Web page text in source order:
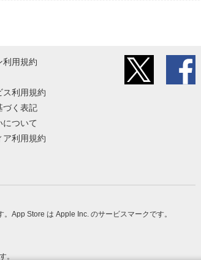
利用規約
ス利用規約
づく表記
について
ア利用規約
App Store は Apple Inc. のサービスマークです。
。